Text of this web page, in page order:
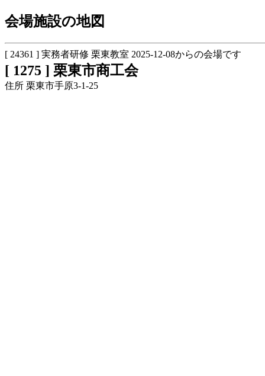
会場施設の地図
[ 24361 ] 実務者研修 栗東教室 2025-12-08からの会場です
[ 1275 ] 栗東市商工会
住所 栗東市手原3-1-25